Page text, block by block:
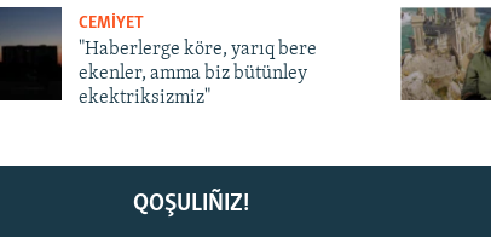
CEMİYET
"Haberlerge köre, yarıq bere
ekenler, amma biz bütünley
ekektriksizmiz"
QOŞULIÑIZ!